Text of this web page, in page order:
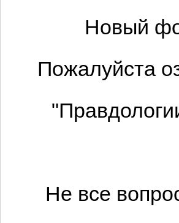
Новый
Пожалуйста
Не все